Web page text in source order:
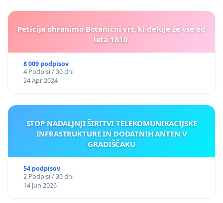
Peticija ohranimo Botanični vrt, ki deluje že vse od
leta 1810.
8 009 podpisov
4 Podpisi / 30 dni
24 Apr 2024
STOP NADALJNJI ŠIRITVI TELEKOMUNIKACIJSKE
INFRASTRUKTURE IN DODATNIH ANTEN V
GRADIŠČAKU
54 podpisov
2 Podpisi / 30 dni
14 Jun 2026